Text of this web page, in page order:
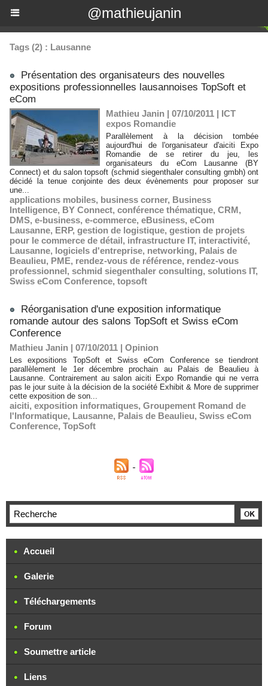
@mathieujanin
Tags (2) : Lausanne
Présentation des organisateurs des nouvelles
expositions professionnelles lausannoises TopSoft et
eCom
Mathieu Janin | 07/10/2011 | ICT
expos Romandie
Parallèlement à la décision tombée
aujourd'hui de l'organisateur d'aiciti Expo
Romandie de se retirer du jeu, les
organisateurs du eCom Lausanne (BY
Connect) et du salon topsoft (schmid siegenthaler consulting gmbh) ont
décidé la tenue conjointe des deux évènements pour proposer sur
une...
applications mobiles, business corner, Business
Intelligence, BY Connect, conférence thématique, CRM,
DMS, e-business, e-commerce, eBusiness, eCom
Lausanne, ERP, gestion de logistique, gestion de projets
pour le commerce de détail, infrastructure IT, interactivité,
Lausanne, logiciels d'entreprise, networking, Palais de
Beaulieu, PME, rendez-vous de référence, rendez-vous
professionnel, schmid siegenthaler consulting, solutions IT,
Swiss eCom Conference, topsoft
Réorganisation d'une exposition informatique
romande autour des salons TopSoft et Swiss eCom
Conference
Mathieu Janin | 07/10/2011 | Opinion
Les expositions TopSoft et Swiss eCom Conference se tiendront
parallèlement le 1er décembre prochain au Palais de Beaulieu à
Lausanne. Contrairement au salon aiciti Expo Romandie qui ne verra
pas le jour suite à la décision de la société Exhibit & More de supprimer
cette exposition de son...
aiciti, exposition informatiques, Groupement Romand de
l'Informatique, Lausanne, Palais de Beaulieu, Swiss eCom
Conference, TopSoft
Accueil
Galerie
Téléchargements
Forum
Soumettre article
Liens